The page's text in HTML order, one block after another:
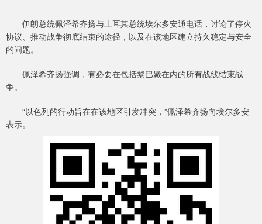
伊朗总统佩泽希齐扬与土耳其总统埃尔多安通电话，讨论了停火
协议、推动战争彻底结束的途径，以及在该地区建立持久稳定与安全
的问题。
佩泽希齐扬强调，有必要在包括黎巴嫩在内的所有战线结束战
争。
“以色列的行动旨在在该地区引发冲突，”佩泽希齐扬向埃尔多安
表示。